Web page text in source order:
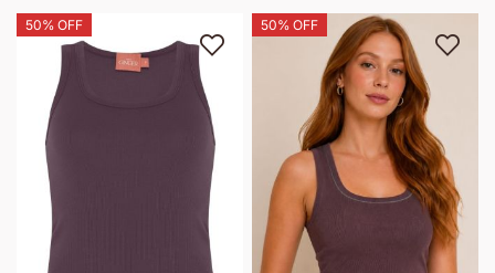
50% OFF
Adicionar à lista de desejos
50% OFF